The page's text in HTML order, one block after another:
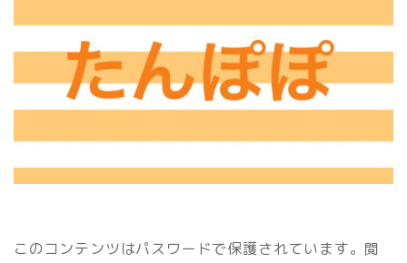
このコンテンツはパスワードで保護されています。閲